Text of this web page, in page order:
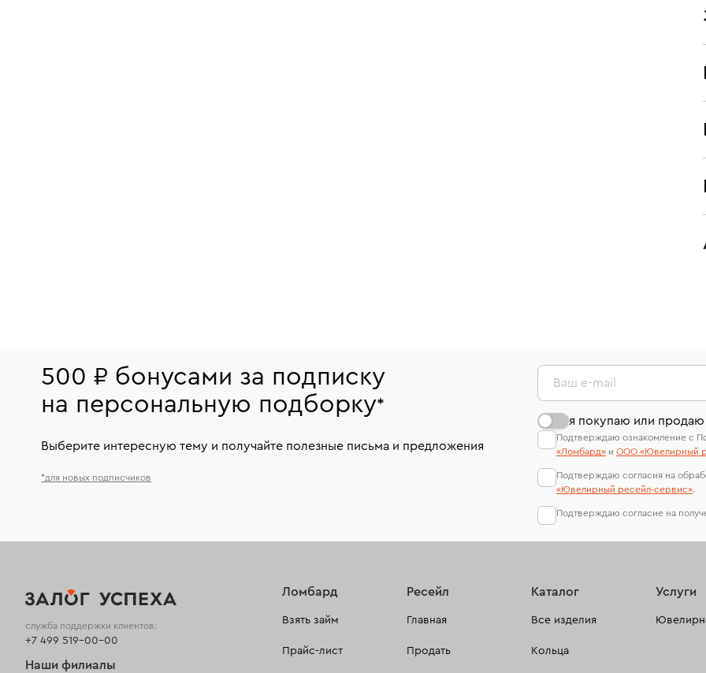
500 ₽ бонусами за подписку
на персональную подборку*
Выберите интересную тему и получайте полезные письма и предложения
*для новых подписчиков
Ваш e-mail
я покупаю или
Подтверждаю ознакомление с
«Ломбард» и ООО «Ювелирный
Подтверждаю согласия на
«Ювелирный ресейл-сервиc».
Подтверждаю согласие на
Ломбард
Взять займ
Прайс-лист
Ресейл
Главная
Продать
Каталог
Все изделия
Кольца
Услуги
служба поддержки клиентов:
+7 499 519-00-00
Наши филиалы